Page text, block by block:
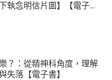
執念明信片圖】【電子
？：從精神科角度，理解
失落【電子書】